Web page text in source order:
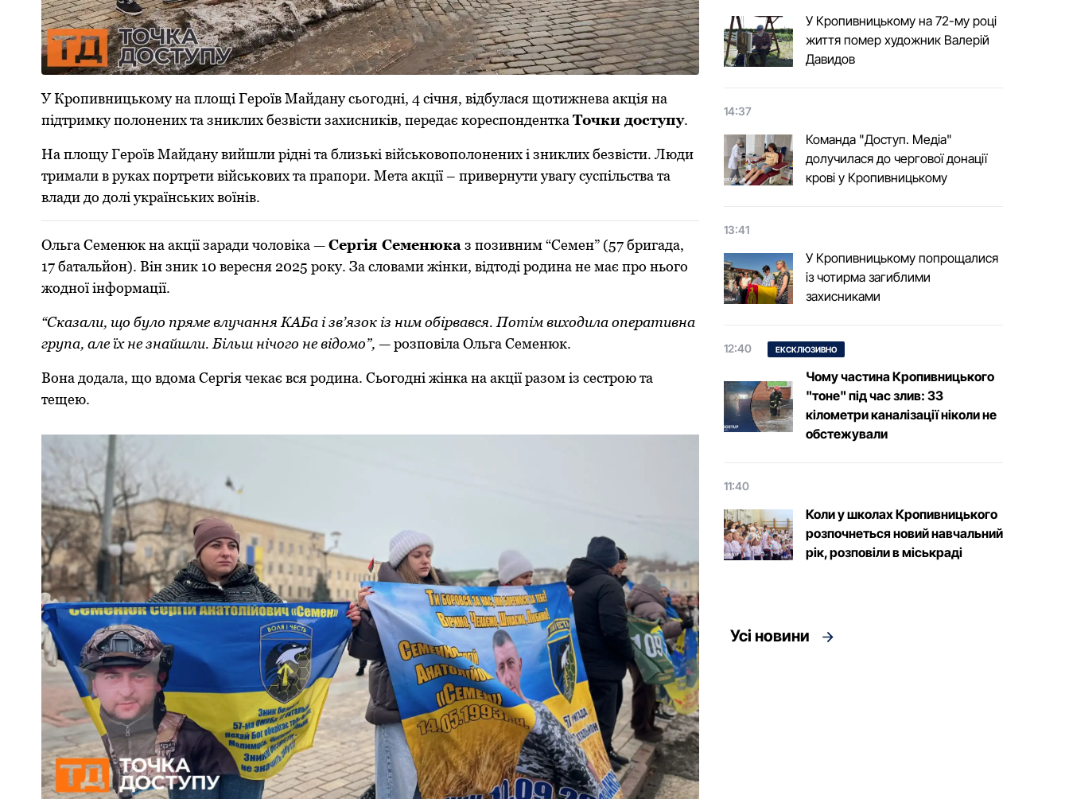
У Кропивницькому на площі Героїв Майдану сьогодні, 4 січня, відбулася щотижнева акція на
підтримку полонених та зниклих безвісти захисників, передає кореспондентка Точки доступу.
На площу Героїв Майдану вийшли рідні та близькі військовополонених і зниклих безвісти. Люди
тримали в руках портрети військових та прапори. Мета акції – привернути увагу суспільства та
влади до долі українських воїнів.
Ольга Семенюк на акції заради чоловіка —Сергія Семенюка з позивним “Семен” (57 бригада,
17 батальйон). Він зник 10 вересня 2025 року. За словами жінки, відтоді родина не має про нього
жодної інформації.
“Сказали, що було пряме влучання КАБа і зв’язок із ним обірвався. Потім виходила оперативна
група, але їх не знайшли. Більш нічого не відомо”, — розповіла Ольга Семенюк.
Вона додала, що вдома Сергія чекає вся родина. Сьогодні жінка на акції разом із сестрою та
тещею.
У Кропивницькому на 72-му році
життя помер художник Валерій
Давидов
14:37
Команда "Доступ. Медіа"
долучилася до чергової донації
крові у Кропивницькому
13:41
У Кропивницькому попрощалися
із чотирма загиблими
захисниками
12:40 ЕКСКЛЮЗИВНО
Чому частина Кропивницького
"тоне" під час злив: 33
кілометри каналізації ніколи не
обстежували
11:40
Коли у школах Кропивницького
розпочнеться новий навчальний
рік, розповіли в міськраді
Усі новини